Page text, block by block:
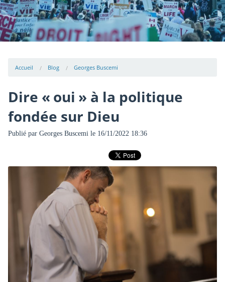
Accueil Blog Georges Buscemi
Dire « oui » à la politique
fondée sur Dieu
Publié par Georges Buscemile 16/11/2022 18:36